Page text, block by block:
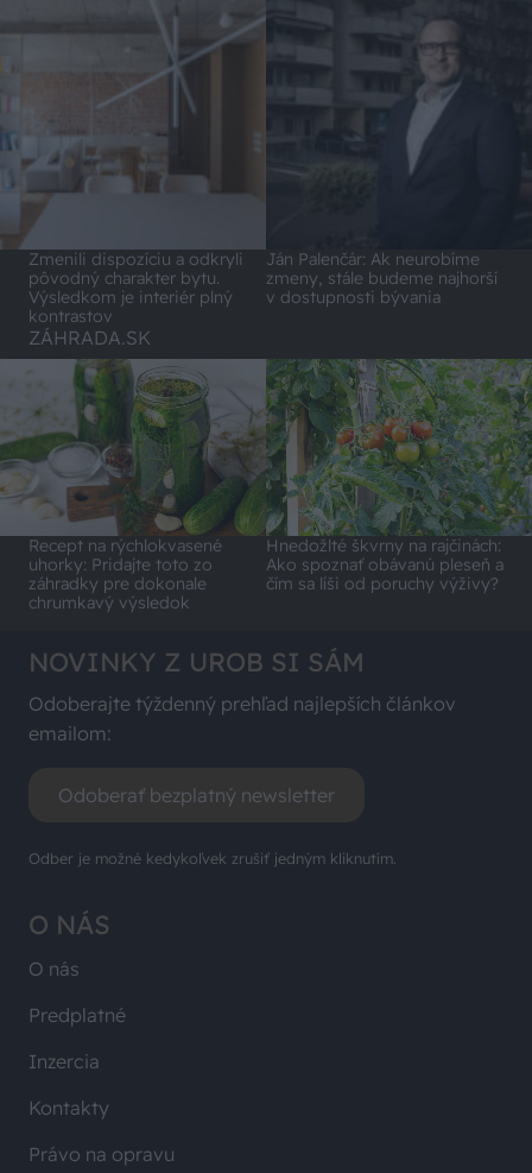
Zmenili dispozíciu a odkryli
pôvodný charakter bytu.
Výsledkom je interiér plný
kontrastov
Ján Palenčár: Ak neurobíme
zmeny, stále budeme najhorší
v dostupnosti bývania
ZÁHRADA.SK
Recept na rýchlokvasené
uhorky: Pridajte toto zo
záhradky pre dokonale
chrumkavý výsledok
Hnedožlté škvrny na rajčinách:
Ako spoznať obávanú pleseň a
čím sa líši od poruchy výživy?
O NÁS
O nás
Predplatné
Inzercia
Kontakty
Právo na opravu
NOVINKY Z UROB SI SÁM
Odoberajte týždenný prehľad najlepších článkov
emailom:
Odoberať bezplatný newsletter
Odber je možné kedykoľvek zrušiť jedným kliknutím.